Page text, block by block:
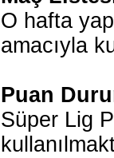
O hafta
amacıyla
Puan
Süper Lig